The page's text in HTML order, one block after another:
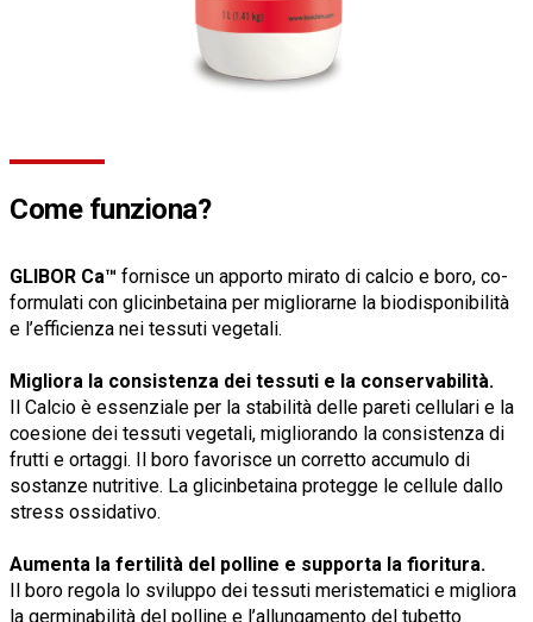
Come funziona?
GLIBOR Ca™ fornisce un apporto mirato di calcio e boro, co-
formulati con glicinbetaina per migliorarne la biodisponibilità
e l’efficienza nei tessuti vegetali.
Migliora la consistenza dei tessuti e la conservabilità.
Il Calcio è essenziale per la stabilità delle pareti cellulari e la
coesione dei tessuti vegetali, migliorando la consistenza di
frutti e ortaggi. Il boro favorisce un corretto accumulo di
sostanze nutritive. La glicinbetaina protegge le cellule dallo
stress ossidativo.
Aumenta la fertilità del polline e supporta la fioritura.
Il boro regola lo sviluppo dei tessuti meristematici e migliora
la germinabilità del polline e l’allungamento del tubetto